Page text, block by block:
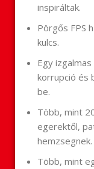
inspiráltak.
Pörgős FPS
kulcs.
Egy
korrupció és
be.
Több, mint
egerektől,
hemzsegnek.
Több, mint